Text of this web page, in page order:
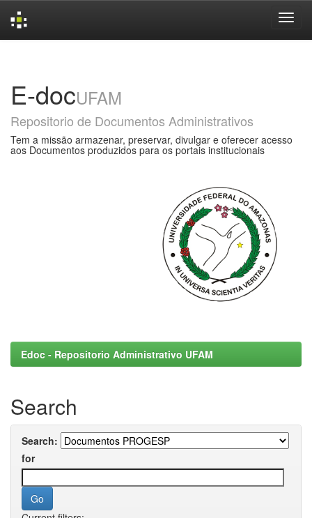
E-docUFAM
Repositorio de Documentos Administrativos
Tem a missão armazenar, preservar, divulgar e oferecer acesso
aos Documentos produzidos para os portais institucionais
Edoc - Repositorio Administrativo UFAM
Search
Search:
for